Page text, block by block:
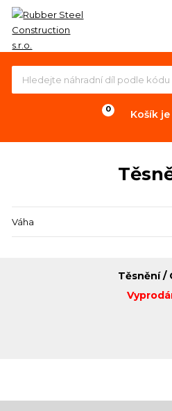
Košík
Váha
Těsnění /